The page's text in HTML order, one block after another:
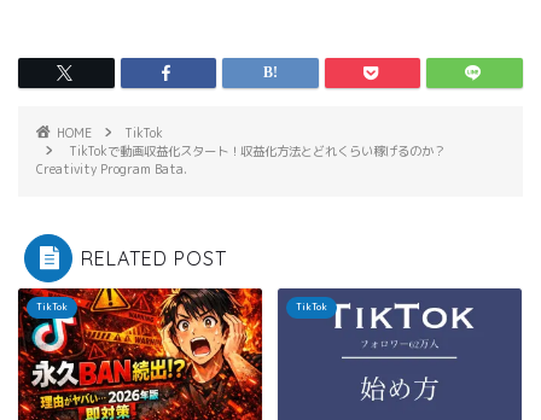
HOME
TikTok
TikTokで動画収益化スタート！収益化方法とどれくらい稼げるのか？
Creativity Program Bata.
RELATED POST
TikTok TikTok